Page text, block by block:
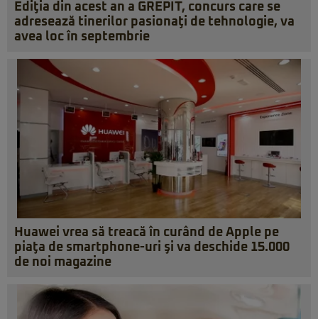
Ediţia din acest an a GREPIT, concurs care se
adresează tinerilor pasionaţi de tehnologie, va
avea loc în septembrie
Huawei vrea să treacă în curând de Apple pe
piaţa de smartphone-uri şi va deschide 15.000
de noi magazine